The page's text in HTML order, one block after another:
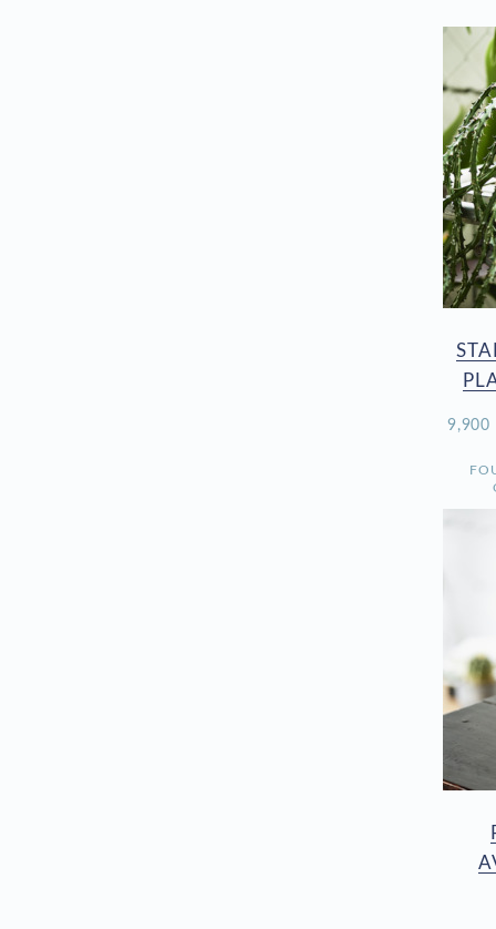
9,900